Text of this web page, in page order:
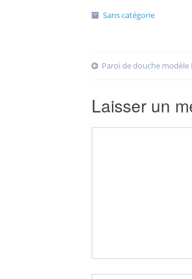
Sans catégorie
Post
navigation
Paroi de douche modèle
Laisser un